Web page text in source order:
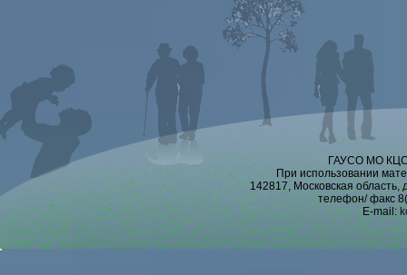
ГАУСО МО
При использовании
142817, Московская
телефон/ факс
E-mail: